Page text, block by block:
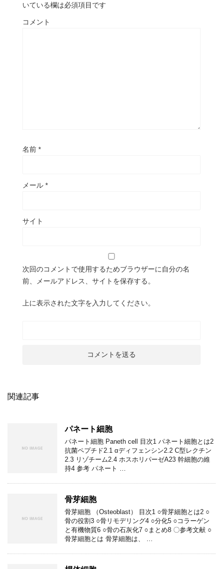
いている欄は必須項目です
コメント
名前 *
メール *
サイト
次回のコメントで使用するためブラウザーに自分の名
前、メールアドレス、サイトを保存する。
上に表示された文字を入力してください。
関連記事
パネート細胞
パネート細胞 Paneth cell 目次1 パネート細胞とは2
抗菌ペプチド2.1 αディフェンシン2.2 C型レクチン
2.3 リゾチーム2.4 ホスホリパーゼA23 幹細胞の維
持4 参考 パネート …
骨芽細胞
骨芽細胞 （Osteoblast） 目次1 ○骨芽細胞とは2 ○
骨の役割3 ○骨リモデリング4 ○分化5 ○コラーゲン
と有機物質6 ○骨の石灰化7 ○まとめ8 〇参考文献 ○
骨芽細胞とは 骨芽細胞は、 …